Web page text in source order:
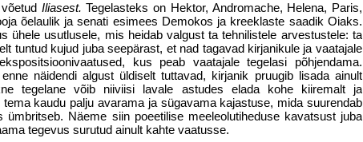
Iliasest.Tegelasteks on Hektor, Andromache, Helena, Paris,
õelaulik ja senati esimees Demokos ja kreeklaste saadik Oiaks.
ühele usutlusele, mis heidab valgust ta tehnilistele arvestustele: ta
tuntud kujud juba seepärast, et nad tagavad kirjanikule ja vaatajale
kus peab vaatajale tegelasi põhjendama.
näidendi algust üldiselt tuttavad, kirjanik pruugib lisada ainult
tegelane võib niiviisi lavale astudes elada kohe kiiremalt ja
kaudu palju avarama ja sügavama kajastuse, mida suurendab
Näeme siin poeetilise meeleolutiheduse kavatsust juba
tegevus surutud ainult kahte vaatusse.